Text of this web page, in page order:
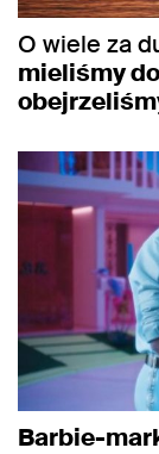
O wiele za
mieliśmy
Barbie-